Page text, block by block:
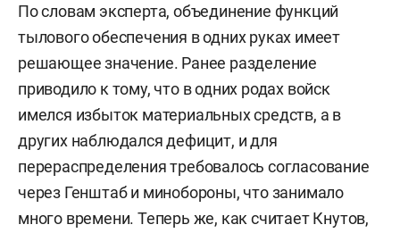
По словам эксперта, объединение функций
тылового обеспечения в одних руках имеет
решающее значение. Ранее разделение
приводило к тому, что в одних родах войск
имелся избыток материальных средств, а в
других наблюдался дефицит, и для
перераспределения требовалось согласование
через Генштаб и минобороны, что занимало
много времени. Теперь же, как считает Кнутов,